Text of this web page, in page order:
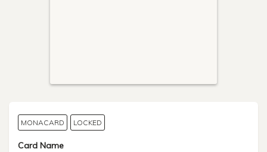
MONACARD LOCKED
Card Name